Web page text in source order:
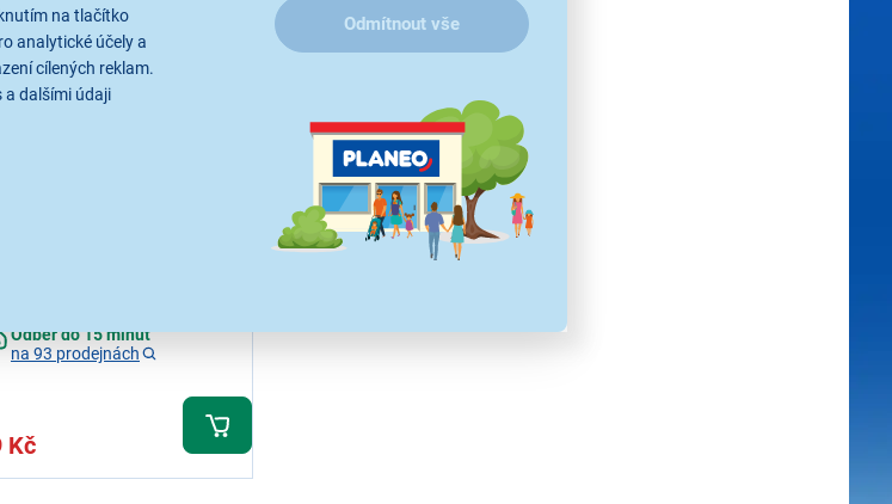
na tlačítko
analytické účely a
cílených reklam.
a dalšími údaji
Odmítnout vše
Odběr do 15 minut
na 93 prodejnách
Kč